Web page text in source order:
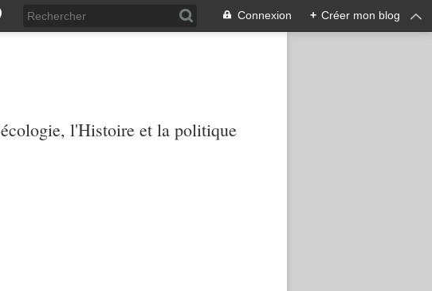
Connexion + Créer mon blog
l'Histoire et la politique